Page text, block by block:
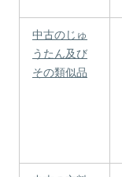
中古のじゅ
うたん及び
その類似品